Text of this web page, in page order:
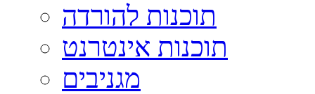
תוכנות להורדה
תוכנות אינטרנט
מגניבים